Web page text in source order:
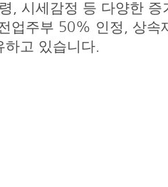
, 시세감정 등 다양한 증
업주부 50% 인정, 상속
고 있습니다.